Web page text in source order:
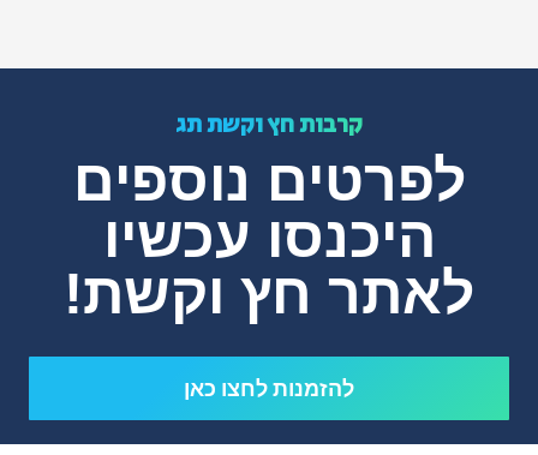
קרבות חץ וקשת תג
לפרטים נוספים
היכנסו עכשיו
לאתר חץ וקשת!
להזמנות לחצו כאן